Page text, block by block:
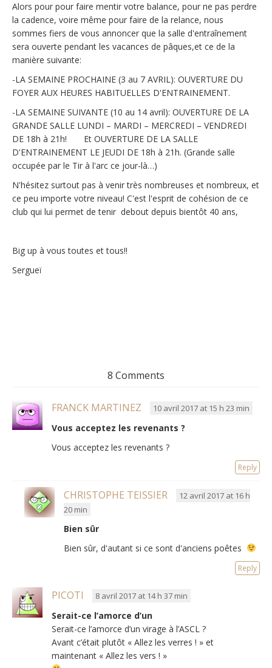
Alors pour pour faire mentir votre balance, pour ne pas perdre
la cadence, voire même pour faire de la relance, nous
sommes fiers de vous annoncer que la salle d'entraînement
sera ouverte pendant les vacances de pâques,et ce de la
manière suivante:
-LA SEMAINE PROCHAINE (3 au 7 AVRIL): OUVERTURE DU
FOYER AUX HEURES HABITUELLES D'ENTRAINEMENT.
-LA SEMAINE SUIVANTE (10 au 14 avril): OUVERTURE DE LA
GRANDE SALLE LUNDI – MARDI – MERCREDI – VENDREDI
DE 18h à 21h! Et OUVERTURE DE LA SALLE
D'ENTRAINEMENT LE JEUDI DE 18h à 21h. (Grande salle
occupée par le Tir à l'arc ce jour-là…)
N'hésitez surtout pas à venir très nombreuses et nombreux, et
ce peu importe votre niveau! C'est l'esprit de cohésion de ce
club qui lui permet de tenir debout depuis bientôt 40 ans,
Big up à vous toutes et tous!!
Sergueï
8 Comments
FRANCK MARTINEZ 10 avril 2017 at 15 h 23 min
Vous acceptez les revenants ?
Vous acceptez les revenants ?
Reply
CHRISTOPHE TEISSIER
12 avril 2017 at 16 h
20 min
Bien sûr
Bien sûr, d'autant si ce sont d'anciens poêtes
Reply
PICOTI 8 avril 2017 at 14 h 37 min
Serait-ce l’amorce d’un
Serait-ce l’amorce d’un virage à l’ASCL ?
Avant c’était plutôt « Allez les verres ! » et
maintenant « Allez les vers ! »